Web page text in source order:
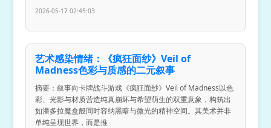
2026-05-17 02:45:03
艺术感染情绪：《疯狂面纱》Veil of
Madness色彩与质感的二元叙事
摘要：叙事向卡牌战斗游戏《疯狂面纱》Veil of Madness以色
彩、光影与材质营造纯真崩坏与希望萌生的双重意象，构筑出
如潘多拉魔盒般同时容纳黑暗与微光的精神空间。其美术并非
单纯呈现世界，而是推